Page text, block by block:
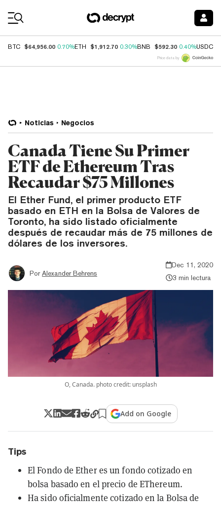
BTC $64,956.00 0.70%ETH $1,912.70 0.30%BNB $592.30 0.40%USDC
Price data by
Noticias Negocios
Canada Tiene Su Primer
ETF de Ethereum Tras
Recaudar $75 Millones
El Ether Fund, el primer producto ETF
basado en ETH en la Bolsa de Valores de
Toronto, ha sido listado oficialmente
después de recaudar más de 75 millones de
dólares de los inversores.
Por Alexander Behrens
Dec 11, 2020
3 min lectura
O, Canada. photo credit: unsplash
Add on Google
Tips
El Fondo de Ether es un fondo cotizado en
bolsa basado en el precio de EThereum.
Ha sido oficialmente cotizado en la Bolsa de